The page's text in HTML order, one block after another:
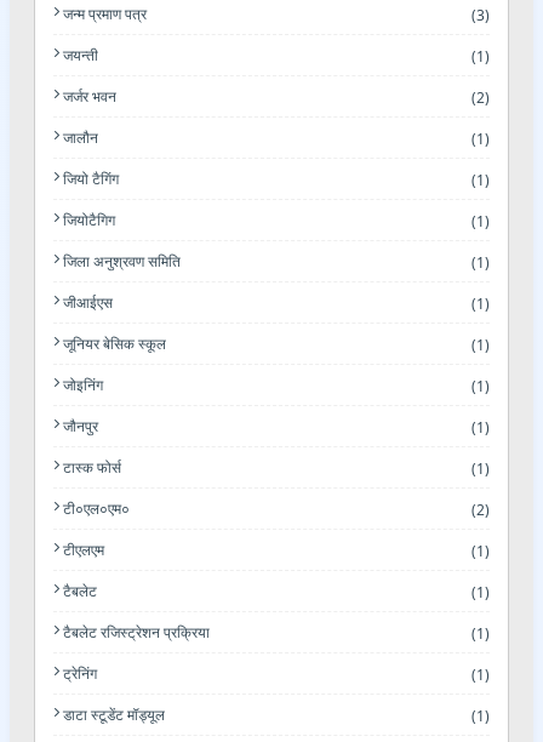
जन्म प्रमाण पत्र
(3)
जयन्ती
(1)
जर्जर भवन
(2)
जालौन
(1)
जियो टैगिंग
(1)
जियोटैगिग
(1)
जिला अनुश्रवण समिति
(1)
जीआईएस
(1)
जूनियर बेसिक स्कूल
(1)
जोइनिंग
(1)
जौनपुर
(1)
टास्क फोर्स
(1)
टी०एल०एम०
(2)
टीएलएम
(1)
टैबलेट
(1)
टैबलेट रजिस्ट्रेशन प्रक्रिया
(1)
ट्रेनिंग
(1)
डाटा स्टूडेंट मॉड्यूल
(1)